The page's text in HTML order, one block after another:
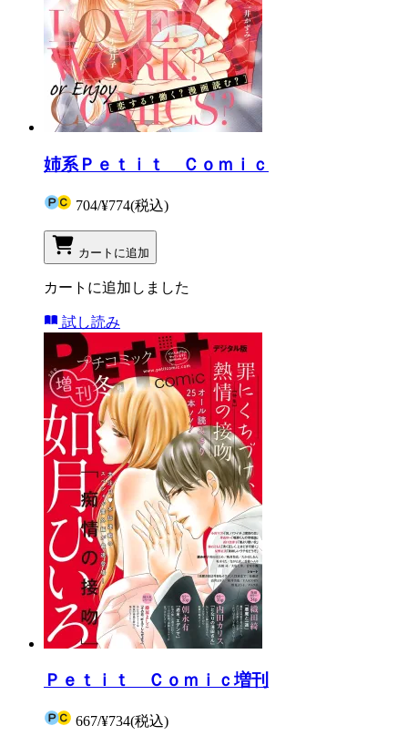
姉系Ｐｅｔｉｔ Ｃｏｍｉｃ
704/¥774(税込)
カートに追加
カートに追加しました
試し読み
Ｐｅｔｉｔ Ｃｏｍｉｃ増刊
667/¥734(税込)